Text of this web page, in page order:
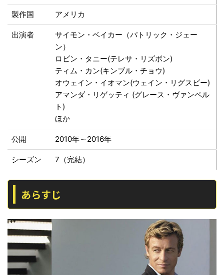
製作国 アメリカ
出演者
サイモン・ベイカー（パトリック・ジェー
ン）
ロビン・タニー(テレサ・リズボン)
ティム・カン(キンブル・チョウ)
オウェイン・イオマン(ウェイン・リグスビー)
アマンダ・リゲッティ (グレース・ヴァンペル
ト)
ほか
公開 2010年～2016年
シーズン 7（完結）
あらすじ